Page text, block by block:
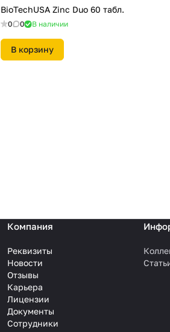
BioTechUSA Zinc Duo 60 табл.
0 0 В наличии
В корзину
Компания
Реквизиты
Новости
Отзывы
Карьера
Лицензии
Документы
Сотрудники